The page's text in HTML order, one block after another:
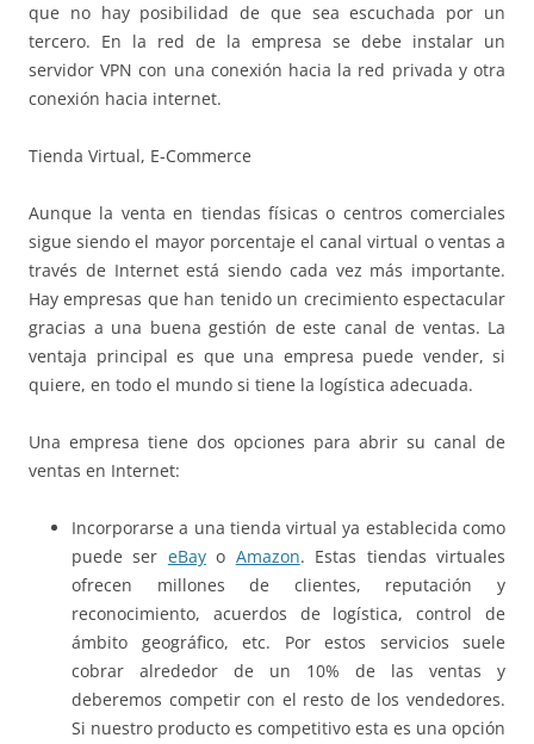
que no hay posibilidad de que sea escuchada por un
tercero. En la red de la empresa se debe instalar un
servidor VPN con una conexión hacia la red privada y otra
conexión hacia internet.
Tienda Virtual, E-Commerce
Aunque la venta en tiendas físicas o centros comerciales
sigue siendo el mayor porcentaje el canal virtual o ventas a
través de Internet está siendo cada vez más importante.
Hay empresas que han tenido un crecimiento espectacular
gracias a una buena gestión de este canal de ventas. La
ventaja principal es que una empresa puede vender, si
quiere, en todo el mundo si tiene la logística adecuada.
Una empresa tiene dos opciones para abrir su canal de
ventas en Internet:
Incorporarse a una tienda virtual ya establecida como
puede ser eBayo Amazon. Estas tiendas virtuales
ofrecen millones de clientes, reputación y
reconocimiento, acuerdos de logística, control de
ámbito geográfico, etc. Por estos servicios suele
cobrar alrededor de un 10% de las ventas y
deberemos competir con el resto de los vendedores.
Si nuestro producto es competitivo esta es una opción